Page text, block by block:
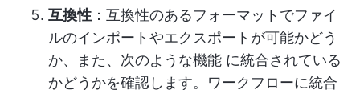
互換性 ：互換性のあるフォーマットでファイ
ルのインポートやエクスポートが可能かどう
か、また、次のような機能 に統合されている
かどうかを確認します。 ワークフローに統合